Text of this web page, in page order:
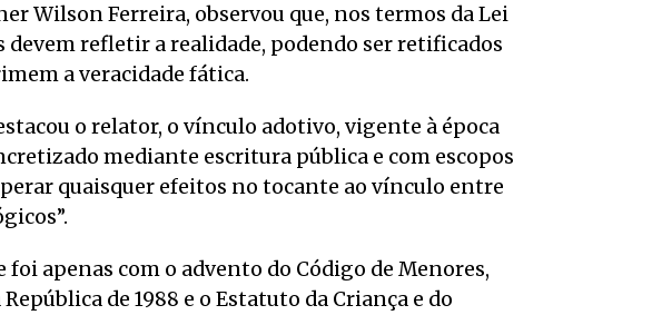
Wilson Ferreira, observou que, nos termos da Lei
devem refletir a realidade, podendo ser retificados
a veracidade fática.
o relator, o vínculo adotivo, vigente à época
mediante escritura pública e com escopos
quaisquer efeitos no tocante ao vínculo entre
foi apenas com o advento do Código de Menores,
de 1988 e o Estatuto da Criança e do